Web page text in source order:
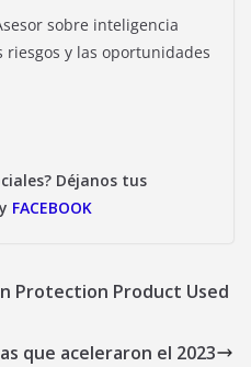
sobre inteligencia
y las oportunidades
Déjanos tus
y FACEBOOK
Protection Product Used
que aceleraron el 2023